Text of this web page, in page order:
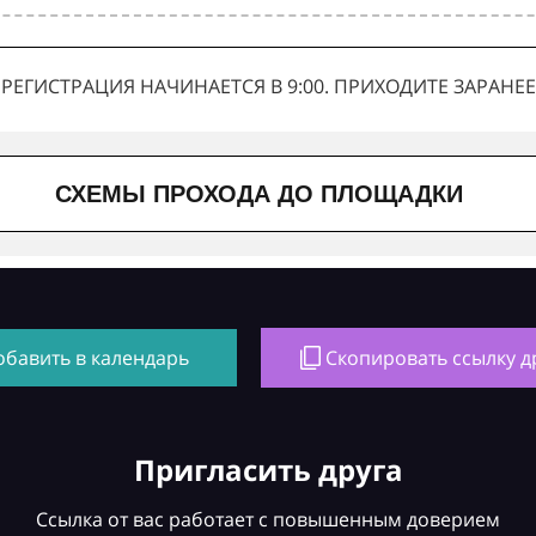
РЕГИСТРАЦИЯ НАЧИНАЕТСЯ В 9:00. ПРИХОДИТЕ ЗАРАНЕЕ
СХЕМЫ ПРОХОДА ДО ПЛОЩАДКИ
в календарь Скопировать ссылку
Пригласить друга
Ссылка от вас работает с повышенным доверием